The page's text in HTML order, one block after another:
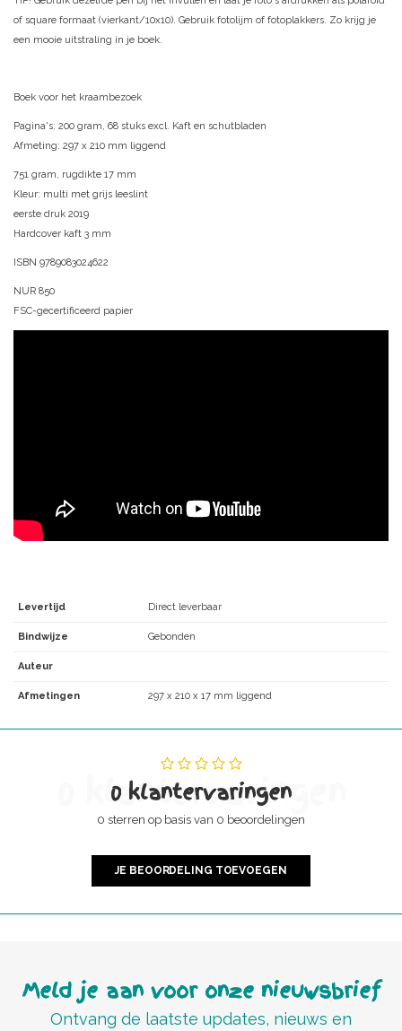
of square formaat (vierkant/10x10). Gebruik fotolijm of fotoplakkers. Zo krijg je
een mooie uitstraling in je boek.
Boek voor het kraambezoek
Pagina's: 200 gram, 68 stuks excl. Kaft en schutbladen
Afmeting: 297 x 210 mm liggend
751 gram, rugdikte 17 mm
Kleur: multi met grijs leeslint
eerste druk 2019
Hardcover kaft 3 mm
ISBN 9789083024622
NUR 850
FSC-gecertificeerd papier
Levertijd Direct leverbaar
Bindwijze Gebonden
Auteur
Afmetingen 297 x 210 x 17 mm liggend
0 klantervaringen
0 klantervaringen
0 sterren op basis van 0 beoordelingen
JE BEOORDELING TOEVOEGEN
Meld je aan voor onze nieuwsbrief
Ontvang de laatste updates, nieuws en